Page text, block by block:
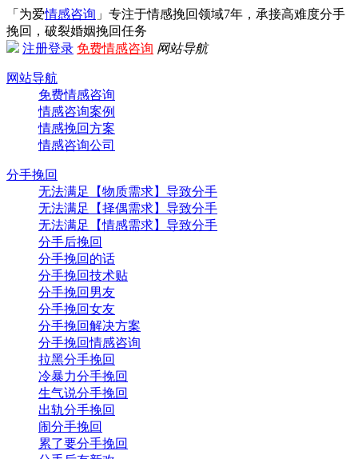
「为爱情感咨询 」专注于情感挽回领域7年，承接高难度分手
挽回，破裂婚姻挽回任务
注册登录 免费情感咨询 网站导航
网站导航
免费情感咨询
情感咨询案例
情感挽回方案
情感咨询公司
分手挽回
无法满足【物质需求】导致分手
无法满足【择偶需求】导致分手
无法满足【情感需求】导致分手
分手后挽回
分手挽回的话
分手挽回技术贴
分手挽回男友
分手挽回女友
分手挽回解决方案
分手挽回情感咨询
拉黑分手挽回
冷暴力分手挽回
生气说分手挽回
出轨分手挽回
闹分手挽回
累了要分手挽回